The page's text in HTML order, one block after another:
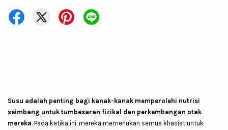
Susu adalah penting bagi kanak-kanak memperolehi nutrisi
seimbang untuk tumbesaran fizikal dan perkembangan otak
mereka. Pada ketika ini, mereka memerlukan semua khasiat untuk